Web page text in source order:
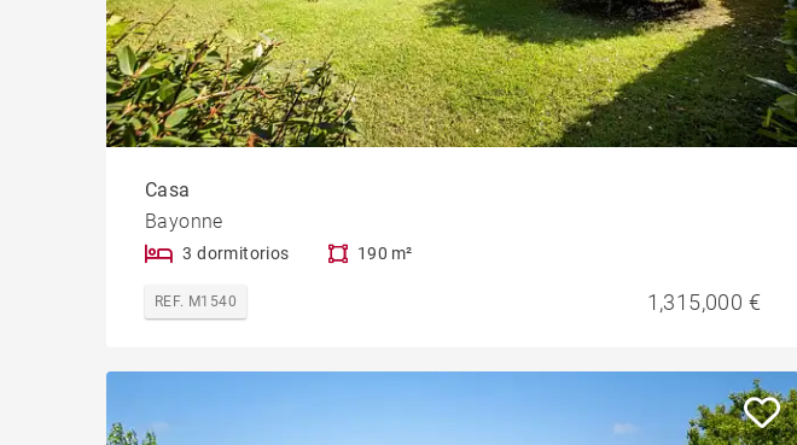
Casa
Bayonne
3 dormitorios 190 m²
REF. M1540 1,315,000 €